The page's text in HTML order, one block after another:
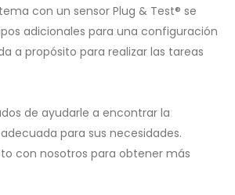
con un sensor Plug & Test® se
adicionales para una configuración
a propósito para realizar las tareas
de ayudarle a encontrar la
para sus necesidades.
con nosotros para obtener más